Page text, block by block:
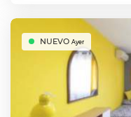
NUEVO Ayer